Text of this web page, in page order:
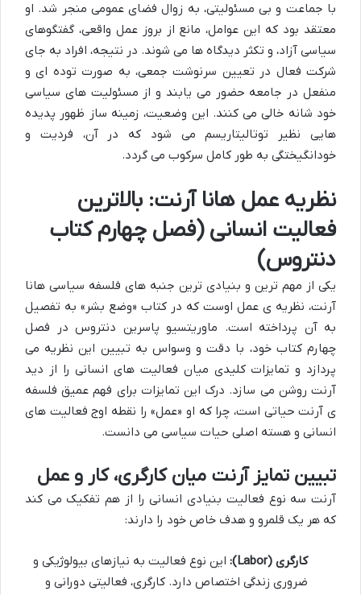
با جماعت و بی مسئولیتی، به زوال فضای عمومی منجر شد. او
معتقد بود که این عوامل، مانع از بروز عمل واقعی، گفتگوهای
سیاسی آزاد، و تکثر دیدگاه ها می شوند. در نتیجه، افراد به جای
شرکت فعال در تعیین سرنوشت جمعی، به صورت توده ای و
منفعل در جامعه حضور می یابند و از مسئولیت های سیاسی
خود شانه خالی می کنند. این وضعیت، زمینه ساز ظهور پدیده
هایی نظیر توتالیتاریسم می شود که در آن، فردیت و
خودانگیختگی به طور کامل سرکوب می گردد.
نظریه عمل هانا آرنت: بالاترین
فعالیت انسانی (فصل چهارم کتاب
دنتروس)
یکی از مهم ترین و بنیادی ترین جنبه های فلسفه سیاسی هانا
آرنت، نظریه ی عمل اوست که در کتاب «وضع بشر» به تفصیل
به آن پرداخته است. ماوریتسیو پاسرین دنتروس در فصل
چهارم کتاب خود، با دقت و وسواس به تبیین این نظریه می
پردازد و تمایزات کلیدی میان فعالیت های انسانی را از دید
آرنت روشن می سازد. درک این تمایزات برای فهم عمیق فلسفه
ی آرنت حیاتی است، چرا که او «عمل» را نقطه اوج فعالیت های
انسانی و هسته اصلی حیات سیاسی می دانست.
تبیین تمایز آرنت میان کارگری، کار و عمل
آرنت سه نوع فعالیت بنیادی انسانی را از هم تفکیک می کند
که هر یک قلمرو و هدف خاص خود را دارند:
کارگری (Labor):
این نوع فعالیت به نیازهای بیولوژیکی و
ضروری زندگی اختصاص دارد. کارگری، فعالیتی دورانی و